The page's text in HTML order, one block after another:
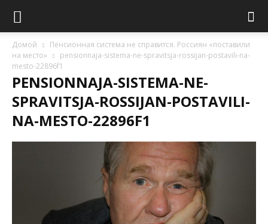
Домой
Пенсионная система не справится. Россиян «поставили
на место»
pensionnaja-sistema-ne-spravitsja-rossijan-postavili-na-
mesto-22896f1
PENSIONNAJA-SISTEMA-NE-
SPRAVITSJA-ROSSIJAN-POSTAVILI-
NA-MESTO-22896F1